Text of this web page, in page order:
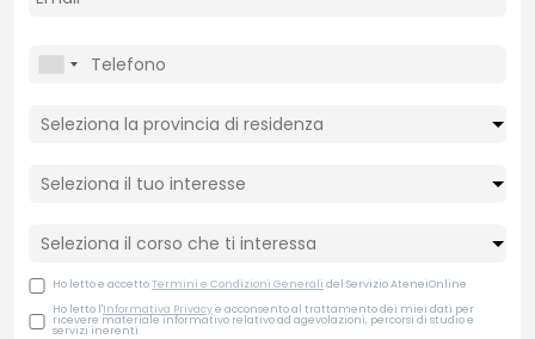
Ho letto e accettoTermini e Condizioni Generali del Servizio AteneiOnline
Ho letto l'Informativa Privacye acconsento al trattamento dei miei dati per
ricevere materiale informativo relativo ad agevolazioni, percorsi di studio e
servizi inerenti